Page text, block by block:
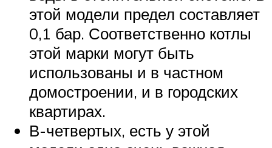
этой модели предел составляет
0,1 бар. Соответственно котлы
этой марки могут быть
использованы и в частном
домостроении, и в городских
квартирах.
В-четвертых, есть у этой